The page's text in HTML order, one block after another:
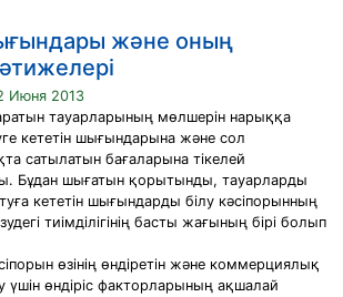
және оның
Июня 2013
тауарларының мөлшерін нарыққа
кететін шығындарына және сол
сатылатын бағаларына тікелей
Бұдан шығатын қорытынды, тауарларды
кететін шығындарды білу кәсіпорынның
тиімділігінің басты жағының бірі болып
өзінің өндіретін және коммерциялық
үшін өндіріс факторларының ақшалай